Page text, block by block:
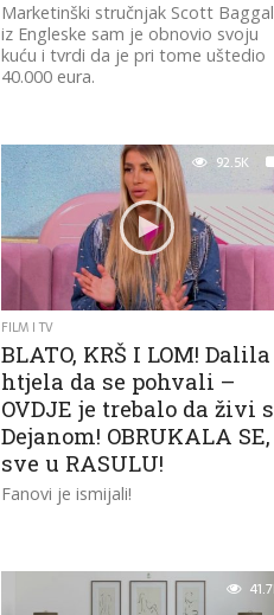
Marketinški stručnjak Scott
iz Engleske sam je obnovio svoju
kuću i tvrdi da je pri tome uštedio
40.000 eura.
92.5K
FILM I TV
BLATO, KRŠ I LOM! Dalila
htjela da se pohvali –
OVDJE je trebalo da živi
Dejanom! OBRUKALA SE,
sve u RASULU!
Fanovi je ismijali!